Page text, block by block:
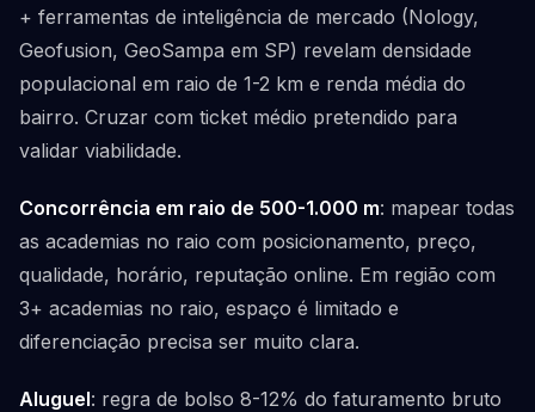
+ ferramentas de inteligência de mercado (Nology,
Geofusion, GeoSampa em SP) revelam densidade
populacional em raio de 1-2 km e renda média do
bairro. Cruzar com ticket médio pretendido para
validar viabilidade.
Concorrência em raio de 500-1.000 m: mapear todas
as academias no raio com posicionamento, preço,
qualidade, horário, reputação online. Em região com
3+ academias no raio, espaço é limitado e
diferenciação precisa ser muito clara.
Aluguel: regra de bolso 8-12% do faturamento bruto